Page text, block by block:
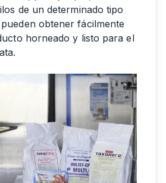
de un determinado tipo
obtener fácilmente
horneado y listo para el